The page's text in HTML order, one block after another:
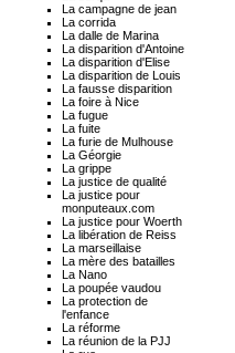
La campagne de jean
La corrida
La dalle de Marina
La disparition d'Antoine
La disparition d'Elise
La disparition de Louis
La fausse disparition
La foire à Nice
La fugue
La fuite
La furie de Mulhouse
La Géorgie
La grippe
La justice de qualité
La justice pour
monputeaux.com
La justice pour Woerth
La libération de Reiss
La marseillaise
La mère des batailles
La Nano
La poupée vaudou
La protection de
l'enfance
La réforme
La réunion de la PJJ